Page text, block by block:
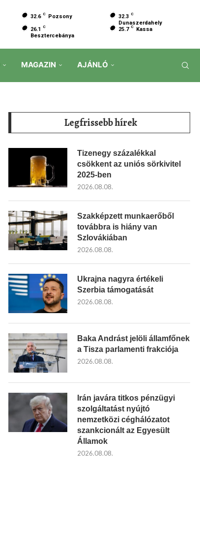
32.6 C Pozsony 32.3 C
Dunaszerdahely
26.1 C
Besztercebánya
25.7 C Kassa
MAGAZIN AJÁNLÓ
Legfrissebb hírek
Tizenegy százalékkal
csökkent az uniós sörkivitel
2025-ben
2026.08.08.
Szakképzett munkaerőből
továbbra is hiány van
Szlovákiában
2026.08.08.
Ukrajna nagyra értékeli
Szerbia támogatását
2026.08.08.
Baka Andrást jelöli államfőnek
a Tisza parlamenti frakciója
2026.08.08.
Irán javára titkos pénzügyi
szolgáltatást nyújtó
nemzetközi céghálózatot
szankcionált az Egyesült
Államok
2026.08.08.